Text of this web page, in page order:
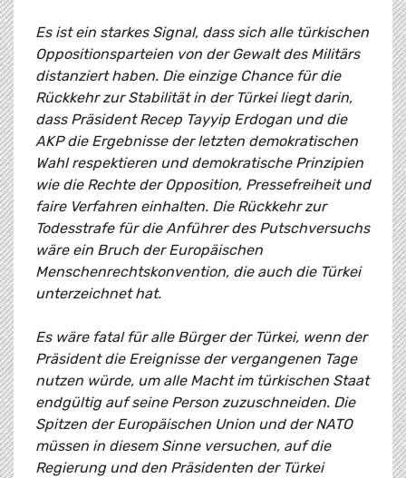
Es ist ein starkes Signal, dass sich alle türkischen
Oppositionsparteien von der Gewalt des Militärs
distanziert haben. Die einzige Chance für die
Rückkehr zur Stabilität in der Türkei liegt darin,
dass Präsident Recep Tayyip Erdogan und die
AKP die Ergebnisse der letzten demokratischen
Wahl respektieren und demokratische Prinzipien
wie die Rechte der Opposition, Pressefreiheit und
faire Verfahren einhalten. Die Rückkehr zur
Todesstrafe für die Anführer des Putschversuchs
wäre ein Bruch der Europäischen
Menschenrechtskonvention, die auch die Türkei
unterzeichnet hat.
Es wäre fatal für alle Bürger der Türkei, wenn der
Präsident die Ereignisse der vergangenen Tage
nutzen würde, um alle Macht im türkischen Staat
endgültig auf seine Person zuzuschneiden. Die
Spitzen der Europäischen Union und der NATO
müssen in diesem Sinne versuchen, auf die
Regierung und den Präsidenten der Türkei